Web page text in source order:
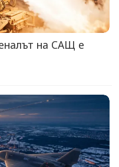
на САЩ е